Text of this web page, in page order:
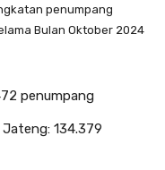
penumpang
Bulan Oktober 2024
penumpang
134.379